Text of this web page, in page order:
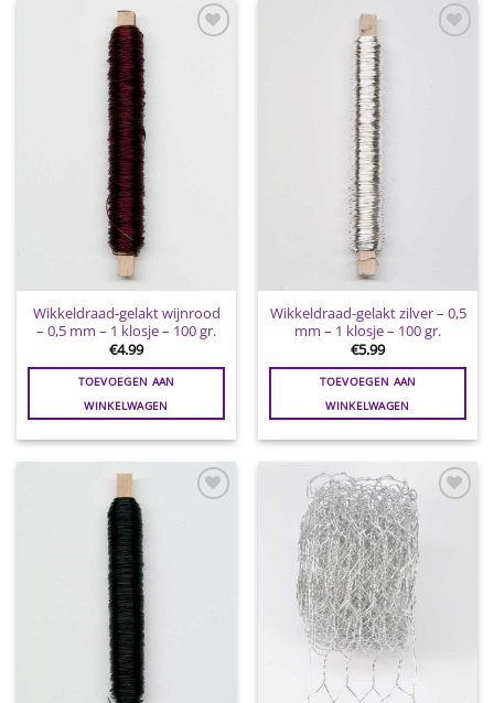
Wikkeldraad-gelakt wijnrood
– 0,5 mm – 1 klosje – 100 gr.
€4.99
TOEVOEGEN AAN
WINKELWAGEN
Wikkeldraad-gelakt zilver – 0,5
mm – 1 klosje – 100 gr.
€5.99
TOEVOEGEN AAN
WINKELWAGEN
Toevoegen
wenslijst